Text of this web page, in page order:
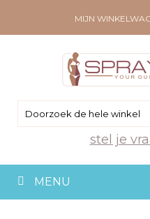
MIJN
stel je
MENU